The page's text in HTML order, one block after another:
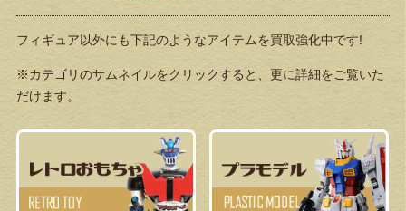
フィギュア以外にも下記のようなアイテムを買取強化中です!
※カテゴリのサムネイルをクリックすると、更に詳細をご覧いた
だけます。